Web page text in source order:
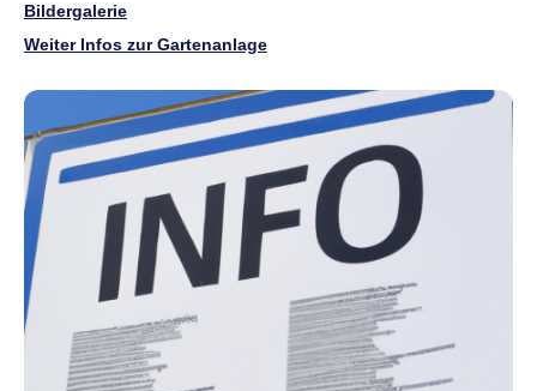
Bildergalerie
Weiter Infos zur Gartenanlage